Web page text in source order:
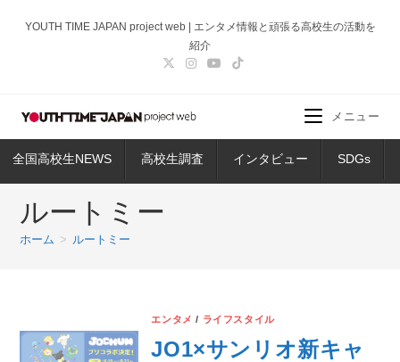
ス
ッ
YOUTH TIME JAPAN project web | エンタメ情報と頑張る高校生の活動を
紹介
全国高校生NEWS 高校生調査 インタビュー SDGs
メニュー
ルートミー
ホーム > ルートミー
エンタメ / ライフスタイル
JO1×サンリオ新キャ